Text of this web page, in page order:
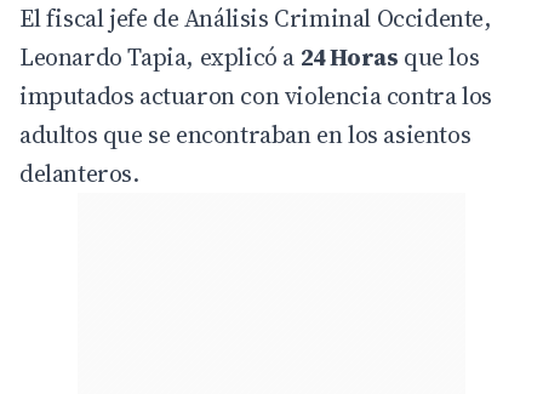
El fiscal jefe de Análisis Criminal Occidente,
Leonardo Tapia, explicó a 24 Horas que los
imputados actuaron con violencia contra los
adultos que se encontraban en los asientos
delanteros.